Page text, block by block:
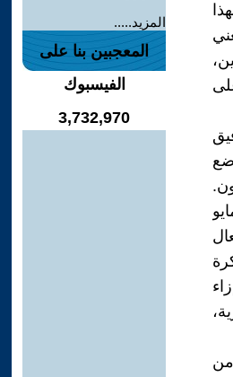
وقدمتا مذكرة جديدة (25 مايو
عدد من
المزيد.....
المعجبين بنا على
الفيسبوك
3,732,970